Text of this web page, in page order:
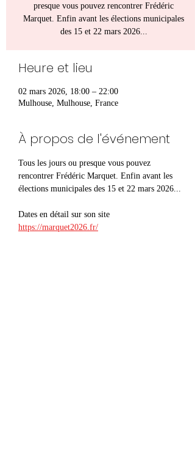
presque vous pouvez rencontrer Frédéric
Marquet. Enfin avant les élections municipales
des 15 et 22 mars 2026...
Heure et lieu
02 mars 2026, 18:00 – 22:00
Mulhouse, Mulhouse, France
À propos de l'événement
Tous les jours ou presque vous pouvez
rencontrer Frédéric Marquet. Enfin avant les
élections municipales des 15 et 22 mars 2026...
Dates en détail sur son site
https://marquet2026.fr/